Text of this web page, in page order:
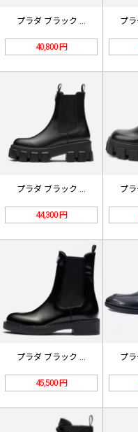
40,800 円
プラダ ブラック モノリス ブラッシ…
44,300 円
プラダ ブラック ブラッシュ レザー…
45,500 円